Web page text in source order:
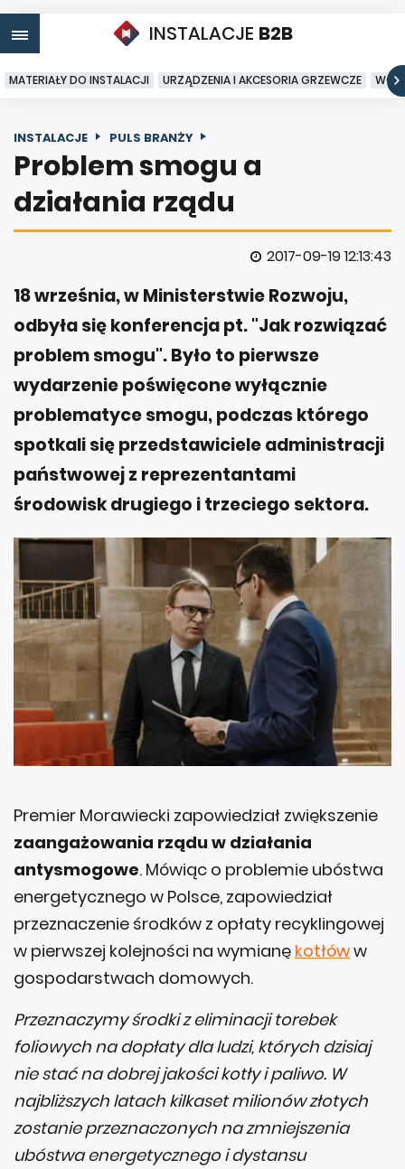
INSTALACJE B2B
MATERIAŁY DO INSTALACJI URZĄDZENIA I AKCESORIA GRZEWCZE
INSTALACJE PULS BRANŻY
Problem smogu a
działania rządu
2017-09-19 12:13:43
18 września, w Ministerstwie Rozwoju,
odbyła się konferencja pt. "Jak rozwiązać
problem smogu". Było to pierwsze
wydarzenie poświęcone wyłącznie
problematyce smogu, podczas którego
spotkali się przedstawiciele administracji
państwowej z reprezentantami
środowisk drugiego i trzeciego sektora.
Premier Morawiecki zapowiedział zwiększenie
zaangażowania rządu w działania
antysmogowe. Mówiąc o problemie ubóstwa
energetycznego w Polsce, zapowiedział
przeznaczenie środków z opłaty recyklingowej
w pierwszej kolejności na wymianę kotłóww
gospodarstwach domowych.
Przeznaczymy środki z eliminacji torebek
foliowych na dopłaty dla ludzi, których dzisiaj
nie stać na dobrej jakości kotły i paliwo. W
najbliższych latach kilkaset milionów złotych
zostanie przeznaczonych na zmniejszenia
ubóstwa energetycznego i dystansu